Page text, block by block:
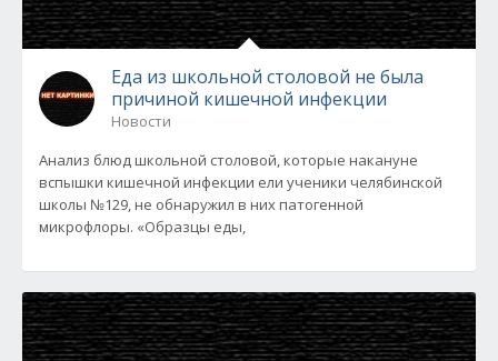
Еда из школьной столовой не была
причиной кишечной инфекции
Новости
Анализ блюд школьной столовой, которые накануне
вспышки кишечной инфекции ели ученики челябинской
школы №129, не обнаружил в них патогенной
микрофлоры. «Образцы еды,